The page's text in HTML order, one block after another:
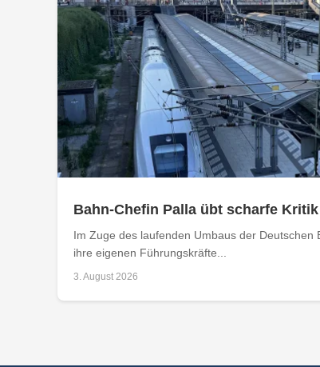
Bahn-Chefin Palla übt scharfe
Im Zuge des laufenden Umbaus der Deutschen
ihre eigenen Führungskräfte...
3. August 2026